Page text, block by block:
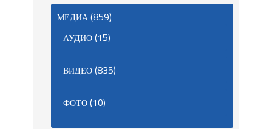
МЕДИА(859)
АУДИО(15)
ВИДЕО(835)
ФОТО(10)